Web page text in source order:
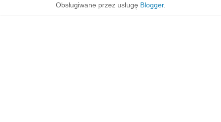
Obsługiwane przez usługę Blogger.